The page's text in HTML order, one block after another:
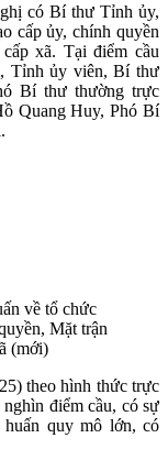
có Bí thư Tỉnh ủy,
cấp ủy, chính quyền
xã. Tại điểm cầu
Tỉnh ủy viên, Bí thư
Bí thư thường trực
Quang Huy, Phó Bí
về tổ chức
Mặt trận
(mới)
theo hình thức trực
điểm cầu, có sự
quy mô lớn, có